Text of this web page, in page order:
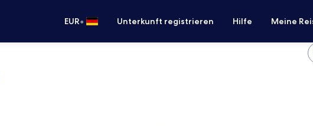
EUR• Unterkunft registrieren Hilfe Meine